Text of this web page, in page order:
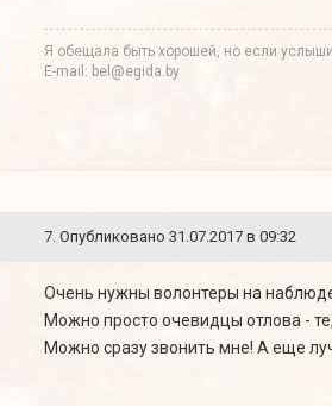
Я обещала быть хорошей, но если
E-mail: bel@egida.by
7. Опубликовано 31.07.2017 в 09:32
Очень нужны волонтеры на
Можно просто очевидцы отлова -
Можно сразу звонить мне! А еще